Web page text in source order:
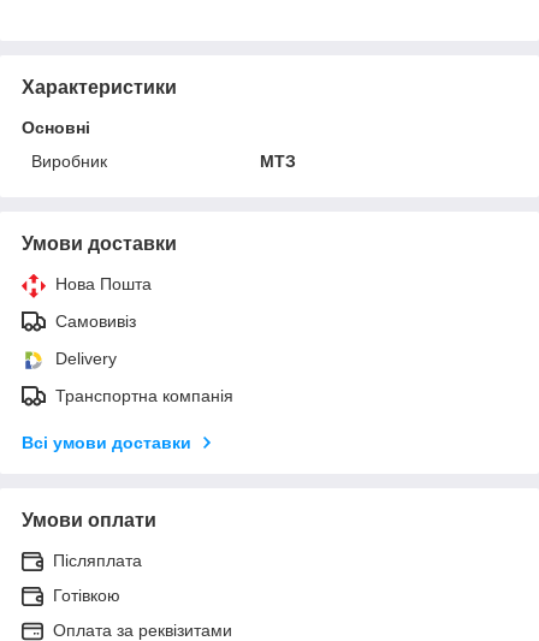
Характеристики
Основні
Виробник
МТЗ
Умови доставки
Нова Пошта
Самовивіз
Delivery
Транспортна компанія
Всі умови доставки
Умови оплати
Післяплата
Готівкою
Оплата за реквізитами